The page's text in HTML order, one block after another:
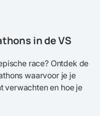
in de VS
race? Ontdek de
waarvoor je je
verwachten en hoe je